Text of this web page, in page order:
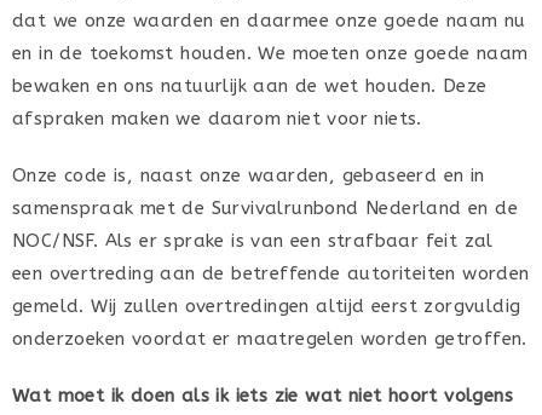
dat we onze waarden en daarmee onze goede naam nu
en in de toekomst houden. We moeten onze goede naam
bewaken en ons natuurlijk aan de wet houden. Deze
afspraken maken we daarom niet voor niets.
Onze code is, naast onze waarden, gebaseerd en in
samenspraak met de Survivalrunbond Nederland en de
NOC/NSF. Als er sprake is van een strafbaar feit zal
een overtreding aan de betreffende autoriteiten worden
gemeld. Wij zullen overtredingen altijd eerst zorgvuldig
onderzoeken voordat er maatregelen worden getroffen.
Wat moet ik doen als ik iets zie wat niet hoort volgens